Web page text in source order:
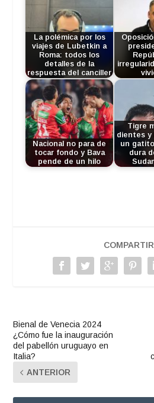
La polémica por los
viajes de Lubetkin a
Roma: todos los
detalles de la
respuesta del canciller
Nacional no para de
tocar fondo y Bava
pende de un hilo
Tigre
dientes y
un
dura
Bienal de Venecia 2024
¿Cómo fue la inauguración
del pabellón uruguayo en
Italia?
ANTERIOR